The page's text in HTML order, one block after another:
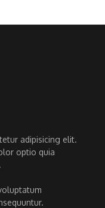
adipisicing elit.
optio quia